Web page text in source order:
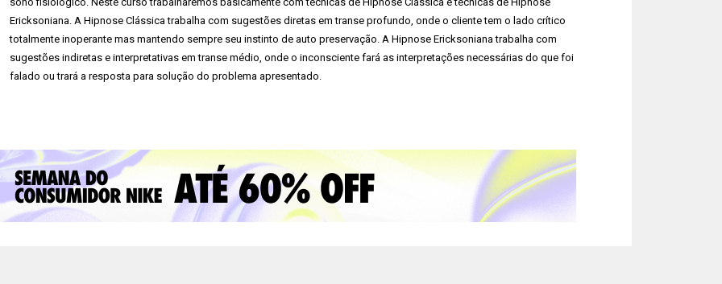
Ericksoniana. A Hipnose Clássica trabalha com sugestões diretas em transe profundo, onde o cliente tem o lado crítico
totalmente inoperante mas mantendo sempre seu instinto de auto preservação. A Hipnose Ericksoniana trabalha com
sugestões indiretas e interpretativas em transe médio, onde o inconsciente fará as interpretações necessárias do que foi
falado ou trará a resposta para solução do problema apresentado.